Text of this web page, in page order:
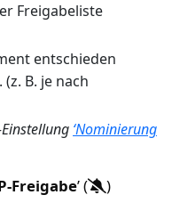
Freigabeliste
entschieden
B. je nach
‘Nominierung
Freigabe’ ( )